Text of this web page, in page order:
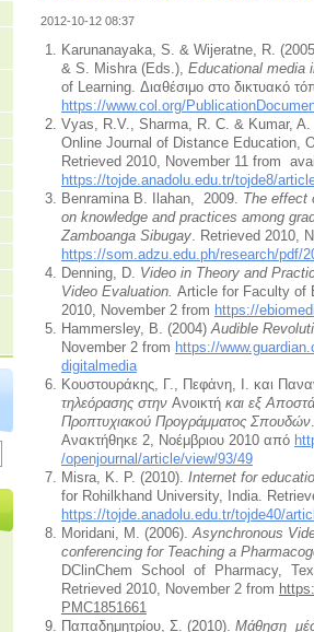
2012-10-12 08:37
Karunanayaka, S. & Wijeratne, R.
& S. Mishra (Εds.), Educational media
of Learning. Διαθέσιμο στο δικτυακό
https://www.col.org/
Vyas, R.V., Sharma, R. C. & Kumar, A.
Online Journal of Distance Education,
Retrieved 2010, November 11 from
https://tojde.anadolu.edu.tr/tojde8/
Benramina B. Ilahan, 2009. The effect
on knowledge and practices among
Zamboanga Sibugay. Retrieved 2010,
https://som.adzu.edu.ph/research/pdf/
Denning, D. Video in Theory and
Video Evaluation. Article for Faculty of
2010, November 2 from https://
Hammersley, B. (2004) Audible
November 2 from https://
digitalmedia
Κουστουράκης, Γ., Πεφἀνη, Ι. και
τηλεόρασης στην Ανοικτήκαι εξ
Προπτυχιακού Προγράμματος Σπουδών
Ανακτήθηκε 2, Νοέμβριου 2010 από
/openjournal/article/view/93/49
Misra, K. P. (2010). Internet for
for Rohilkhand University, India.
https://tojde.anadolu.edu.tr/tojde40/
Moridani, Μ. (2006). Asynchronous
conferencing for Teaching a
DClinChem School of Pharmacy,
Retrieved 2010, November 2 from
PMC1851661
Παπαδημητρίου, Σ. (2010). Μάθηση